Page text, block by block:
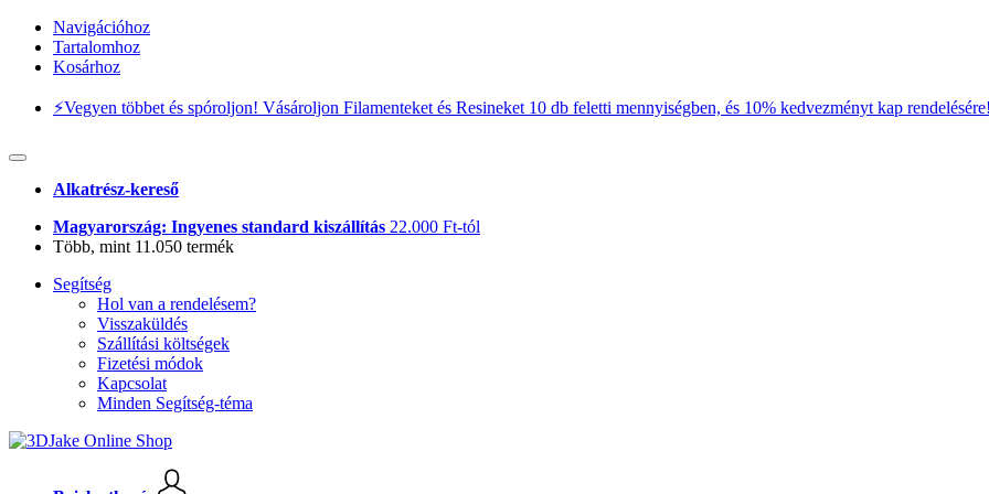
Navigációhoz
Tartalomhoz
Kosárhoz
⚡️Vegyen többet és spóroljon! Vásároljon Filamenteket és Resineket 10 db feletti mennyiségben, és 10% kedvezményt kap
Alkatrész-kereső
Magyarország: Ingyenes standard kiszállítás 22.000 Ft-tól
Több, mint 11.050 termék
Segítség
Hol van a rendelésem?
Visszaküldés
Szállítási költségek
Fizetési módok
Kapcsolat
Minden Segítség-téma